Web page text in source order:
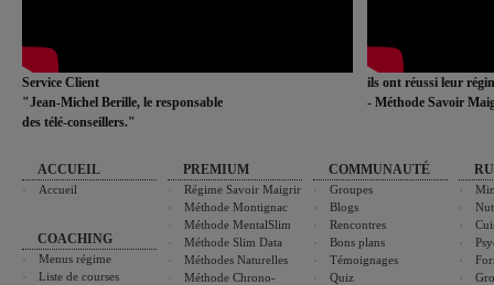
Service Client
"Jean-Michel Berille, le responsable
des télé-conseillers."
ils ont réussi leur
- Méthode Savoir
ACCUEIL
Accueil
COACHING
Menus régime
Liste de courses
PREMIUM
Régime Savoir Maigrir
Méthode Montignac
Méthode MentalSlim
Méthode Slim Data
Méthodes Naturelles
Méthode Chrono-
COMMUNAUTÉ
Groupes
Blogs
Rencontres
Bons plans
Témoignages
Quiz